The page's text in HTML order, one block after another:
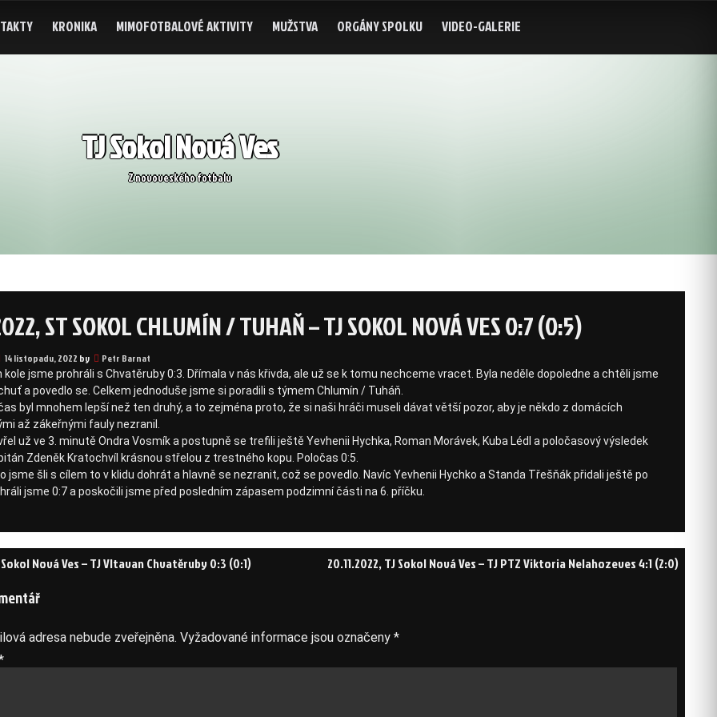
KRONIKA MIMOFOTBALOVÉ AKTIVITY MUŽSTVA ORGÁNY SPOLKU VIDEO-GALERIE
TJ Sokol Nová Ves
Z novoveského fotbalu
ST SOKOL CHLUMÍN / TUHAŇ – TJ SOKOL NOVÁ VES 0:7 (0:5)
14 listopadu, 2022 by Petr Barnat
kole jsme prohráli s Chvatěruby 0:3. Dřímala v nás křivda, ale už se k tomu nechceme vracet. Byla neděle dopoledne a chtěli jsme
a povedlo se. Celkem jednoduše jsme si poradili s týmem Chlumín / Tuháň.
byl mnohem lepší než ten druhý, a to zejména proto, že si naši hráči museli dávat větší pozor, aby je někdo z domácích
až zákeřnými fauly nezranil.
už ve 3. minutě Ondra Vosmík a postupně se trefili ještě Yevhenii Hychka, Roman Morávek, Kuba Lédl a poločasový výsledek
Zdeněk Kratochvíl krásnou střelou z trestného kopu. Poločas 0:5.
jsme šli s cílem to v klidu dohrát a hlavně se nezranit, což se povedlo. Navíc Yevhenii Hychko a Standa Třešňák přidali ještě po
jsme 0:7 a poskočili jsme před posledním zápasem podzimní části na 6. příčku.
Sokol Nová Ves – TJ Vltavan Chvatěruby 0:3 (0:1) 20.11.2022, TJ Sokol Nová Ves – TJ PTZ Viktoria Nelahozeves 4:1 (2:0)
adresa nebude zveřejněna. Vyžadované informace jsou označeny *